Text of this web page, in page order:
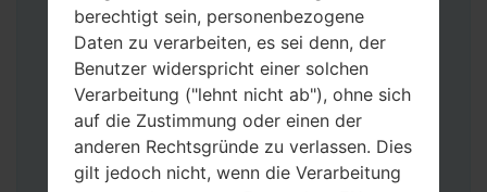
Bixbi- Tasten gedrückt.
Halten Sie Lauter- und Leiser-Tasten
gedrückt. Schließen Sie das Telefon mit
einem USB-Kabel an den PC an.
Halten Sie die Power-, Lauter- und
Home-Tasten gedrückt.
Schließen Sie das USB-Kabel an und
berechtigt sein, personenbezogene
Daten zu verarbeiten, es sei denn, der
Benutzer widerspricht einer solchen
Verarbeitung ("lehnt nicht ab"), ohne sich
auf die Zustimmung oder einen der
anderen Rechtsgründe zu verlassen. Dies
gilt jedoch nicht, wenn die Verarbeitung